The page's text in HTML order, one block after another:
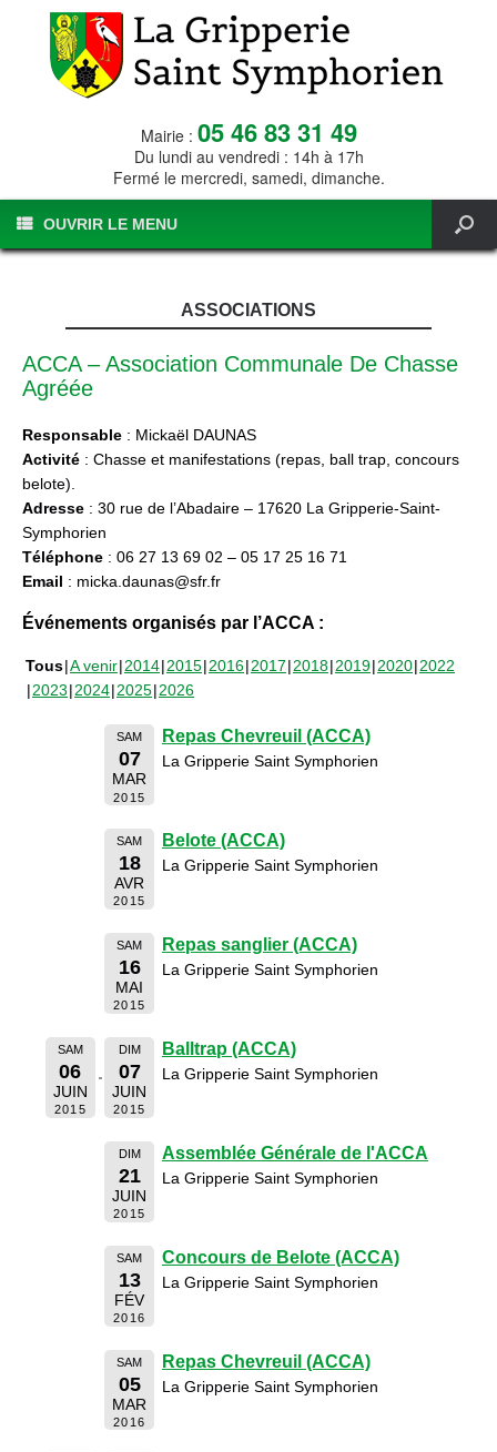
Mairie : 05 46 83 31 49
Du lundi au vendredi : 14h à 17h
Fermé le mercredi, samedi, dimanche.
OUVRIR LE MENU
ASSOCIATIONS
ACCA – Association Communale De Chasse
Agréée
Responsable : Mickaël DAUNAS
Activité : Chasse et manifestations (repas, ball trap, concours
belote).
Adresse : 30 rue de l’Abadaire – 17620 La Gripperie-Saint-
Symphorien
Téléphone : 06 27 13 69 02 – 05 17 25 16 71
Email : micka.daunas@sfr.fr
Événements organisés par l’ACCA :
Tous A venir 2014 2015 2016 2017 2018 2019 2020 2022
2023 2024 2025 2026
SAM
07
MAR
2015
Repas Chevreuil (ACCA)
La Gripperie Saint Symphorien
SAM
18
AVR
2015
Belote (ACCA)
La Gripperie Saint Symphorien
SAM
16
MAI
2015
Repas sanglier (ACCA)
La Gripperie Saint Symphorien
SAM
06
JUIN
2015
DIM
07
JUIN
2015
Balltrap (ACCA)
La Gripperie Saint Symphorien
DIM
21
JUIN
2015
Assemblée Générale de l'ACCA
La Gripperie Saint Symphorien
SAM
13
FÉV
2016
Concours de Belote (ACCA)
La Gripperie Saint Symphorien
SAM
05
MAR
2016
Repas Chevreuil (ACCA)
La Gripperie Saint Symphorien